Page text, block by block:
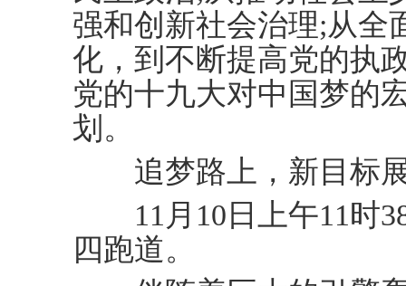
强和创新社会治理;从全
化，到不断提高党的
党的十九大对中国梦的
划。
追梦路上，新目标展
11月10日上午11时
四跑道。